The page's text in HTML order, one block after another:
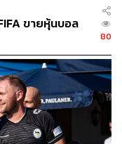
ขายหุ้นบอล
80